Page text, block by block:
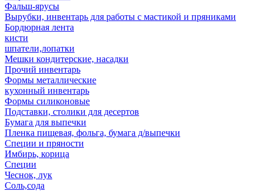
Фальш-ярусы
Вырубки, инвентарь для работы с мастикой и пряниками
Бордюрная лента
кисти
шпатели,лопатки
Мешки кондитерские, насадки
Прочий инвентарь
Формы металлические
кухонный инвентарь
Формы силиконовые
Подставки, столики для десертов
Бумага для выпечки
Пленка пищевая, фольга, бумага д/выпечки
Специи и пряности
Имбирь, корица
Специи
Чеснок, лук
Соль,сода